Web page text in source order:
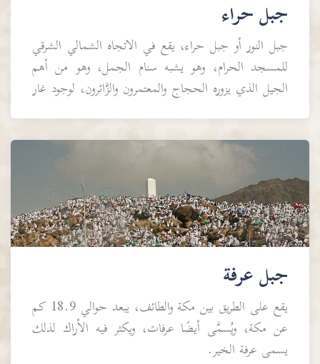
جبل حراء
جبل النور أو جبل حراء، يقع في الاتجاه الشمالي الشرقي
للمسجد الحرام، وهو يشبه سنام الجمل، وهو من أهم
الجيل الذي يزوره الحجاج والمعتمرون والزَّائرون، لوجود غار
جبل عرفة
يقع على الطريق بين مكة والطائف، يبعد حوالي 18.9 كم
عن مكة، ويُسمَّى أيضًا عرفات، ويكثر فيه الأراك لذلك
يسمى عرفة الخير.